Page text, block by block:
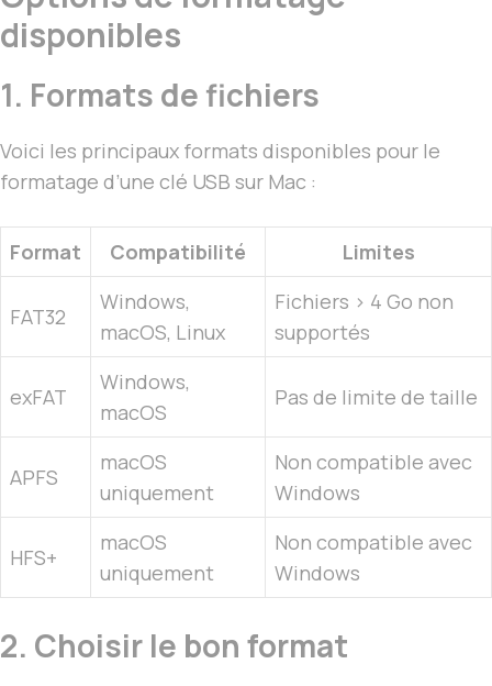
disponibles
1. Formats de fichiers
Voici les principaux formats disponibles pour le
formatage d’une clé USB sur Mac :
Format Compatibilité Limites
FAT32
Windows,
macOS, Linux
Fichiers > 4 Go non
supportés
exFAT
Windows,
macOS
Pas de limite de taille
APFS
macOS
uniquement
Non compatible avec
Windows
HFS+
macOS
uniquement
Non compatible avec
Windows
2. Choisir le bon format